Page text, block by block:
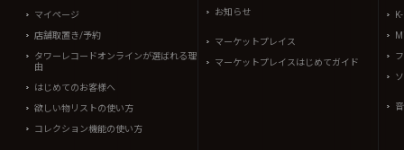
マイページ
店舗取置き/予約
タワーレコードオンラインが選ばれる理
由
はじめてのお客様へ
欲しい物リストの使い方
コレクション機能の使い方
お知らせ
マーケットプレイス
マーケットプレイスはじめてガイド